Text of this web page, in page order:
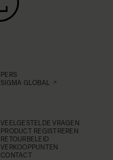
PERS
SIGMA GLOBAL
VEELGESTELDE VRAGEN
PRODUCT REGISTREREN
RETOURBELEID
VERKOOPPUNTEN
CONTACT